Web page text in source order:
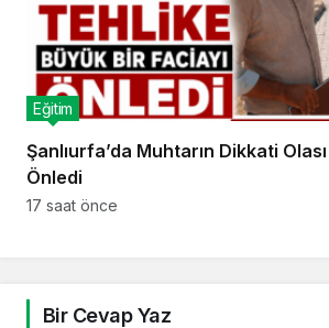
Şanlıurfa’da Muhtarın Dikkati
Önledi
Eğitim
17 saat önce
Bir Cevap Yaz